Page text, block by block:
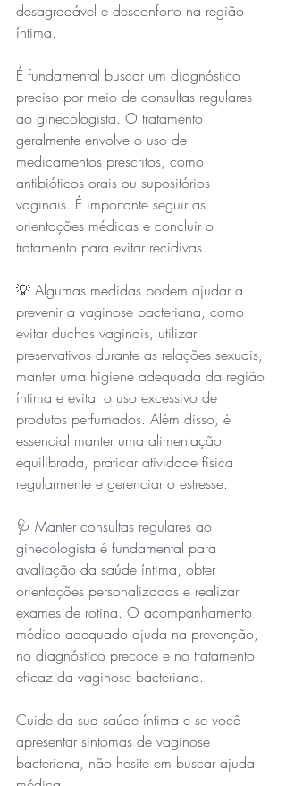
desagradável e desconforto na região
íntima.
É fundamental buscar um diagnóstico
preciso por meio de consultas regulares
ao ginecologista. O tratamento
geralmente envolve o uso de
medicamentos prescritos, como
antibióticos orais ou supositórios
vaginais. É importante seguir as
orientações médicas e concluir o
tratamento para evitar recidivas.
💡 Algumas medidas podem ajudar a
prevenir a vaginose bacteriana, como
evitar duchas vaginais, utilizar
preservativos durante as relações sexuais,
manter uma higiene adequada da região
íntima e evitar o uso excessivo de
produtos perfumados. Além disso, é
essencial manter uma alimentação
equilibrada, praticar atividade física
regularmente e gerenciar o estresse.
🩺 Manter consultas regulares ao
ginecologista é fundamental para
avaliação da saúde íntima, obter
orientações personalizadas e realizar
exames de rotina. O acompanhamento
médico adequado ajuda na prevenção,
no diagnóstico precoce e no tratamento
eficaz da vaginose bacteriana.
Cuide da sua saúde íntima e se você
apresentar sintomas de vaginose
bacteriana, não hesite em buscar ajuda